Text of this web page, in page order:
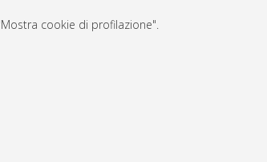
cookie di profilazione".